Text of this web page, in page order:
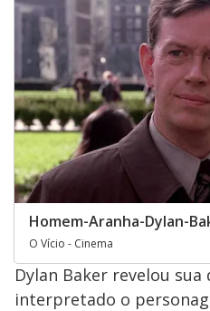
Homem-Aranha-Dylan-
O Vício - Cinema
Dylan Baker revelou
interpretado o